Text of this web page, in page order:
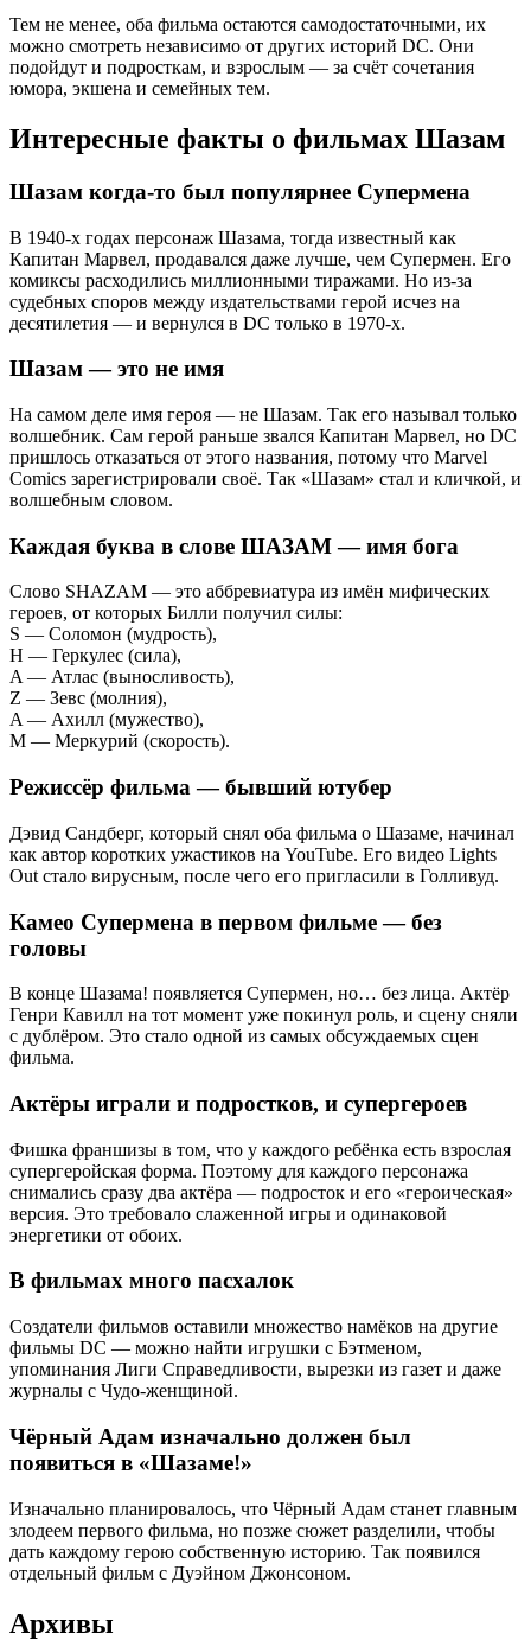
Тем не менее, оба фильма остаются самодостаточными, их
можно смотреть независимо от других историй DC. Они
подойдут и подросткам, и взрослым — за счёт сочетания
юмора, экшена и семейных тем.
Интересные факты о фильмах Шазам
Шазам когда-то был популярнее Супермена
В 1940-х годах персонаж Шазама, тогда известный как
Капитан Марвел, продавался даже лучше, чем Супермен. Его
комиксы расходились миллионными тиражами. Но из-за
судебных споров между издательствами герой исчез на
десятилетия — и вернулся в DC только в 1970-х.
Шазам — это не имя
На самом деле имя героя — не Шазам. Так его называл только
волшебник. Сам герой раньше звался Капитан Марвел, но DC
пришлось отказаться от этого названия, потому что Marvel
Comics зарегистрировали своё. Так «Шазам» стал и кличкой, и
волшебным словом.
Каждая буква в слове ШАЗАМ — имя бога
Слово SHAZAM — это аббревиатура из имён мифических
героев, от которых Билли получил силы:
S — Соломон (мудрость),
H — Геркулес (сила),
A — Атлас (выносливость),
Z — Зевс (молния),
A — Ахилл (мужество),
M — Меркурий (скорость).
Режиссёр фильма — бывший ютубер
Дэвид Сандберг, который снял оба фильма о Шазаме, начинал
как автор коротких ужастиков на YouTube. Его видео Lights
Out стало вирусным, после чего его пригласили в Голливуд.
Камео Супермена в первом фильме — без
головы
В конце Шазама! появляется Супермен, но… без лица. Актёр
Генри Кавилл на тот момент уже покинул роль, и сцену сняли
с дублёром. Это стало одной из самых обсуждаемых сцен
фильма.
Актёры играли и подростков, и супергероев
Фишка франшизы в том, что у каждого ребёнка есть взрослая
супергеройская форма. Поэтому для каждого персонажа
снимались сразу два актёра — подросток и его «героическая»
версия. Это требовало слаженной игры и одинаковой
энергетики от обоих.
В фильмах много пасхалок
Создатели фильмов оставили множество намёков на другие
фильмы DC — можно найти игрушки с Бэтменом,
упоминания Лиги Справедливости, вырезки из газет и даже
журналы с Чудо-женщиной.
Чёрный Адам изначально должен был
появиться в «Шазаме!»
Изначально планировалось, что Чёрный Адам станет главным
злодеем первого фильма, но позже сюжет разделили, чтобы
дать каждому герою собственную историю. Так появился
отдельный фильм с Дуэйном Джонсоном.
Архивы